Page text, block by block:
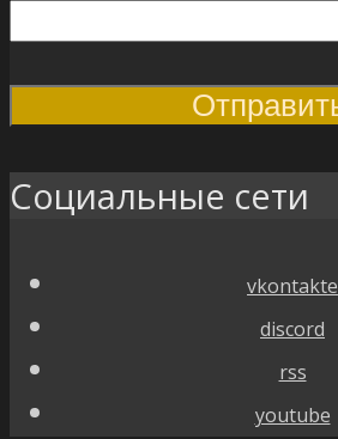
Социальные сети
vkontakte
discord
rss
youtube